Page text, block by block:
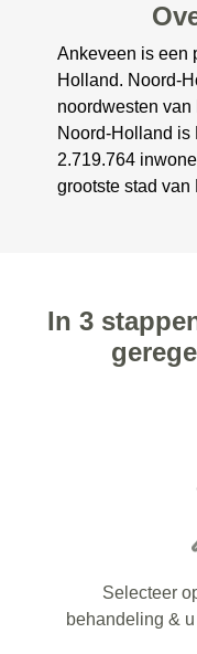
Ankeveen is een
Holland. Noord-
noordwesten
Noord-Holland is
2.719.764
grootste stad van
In 3
Selecteer
behandeling &